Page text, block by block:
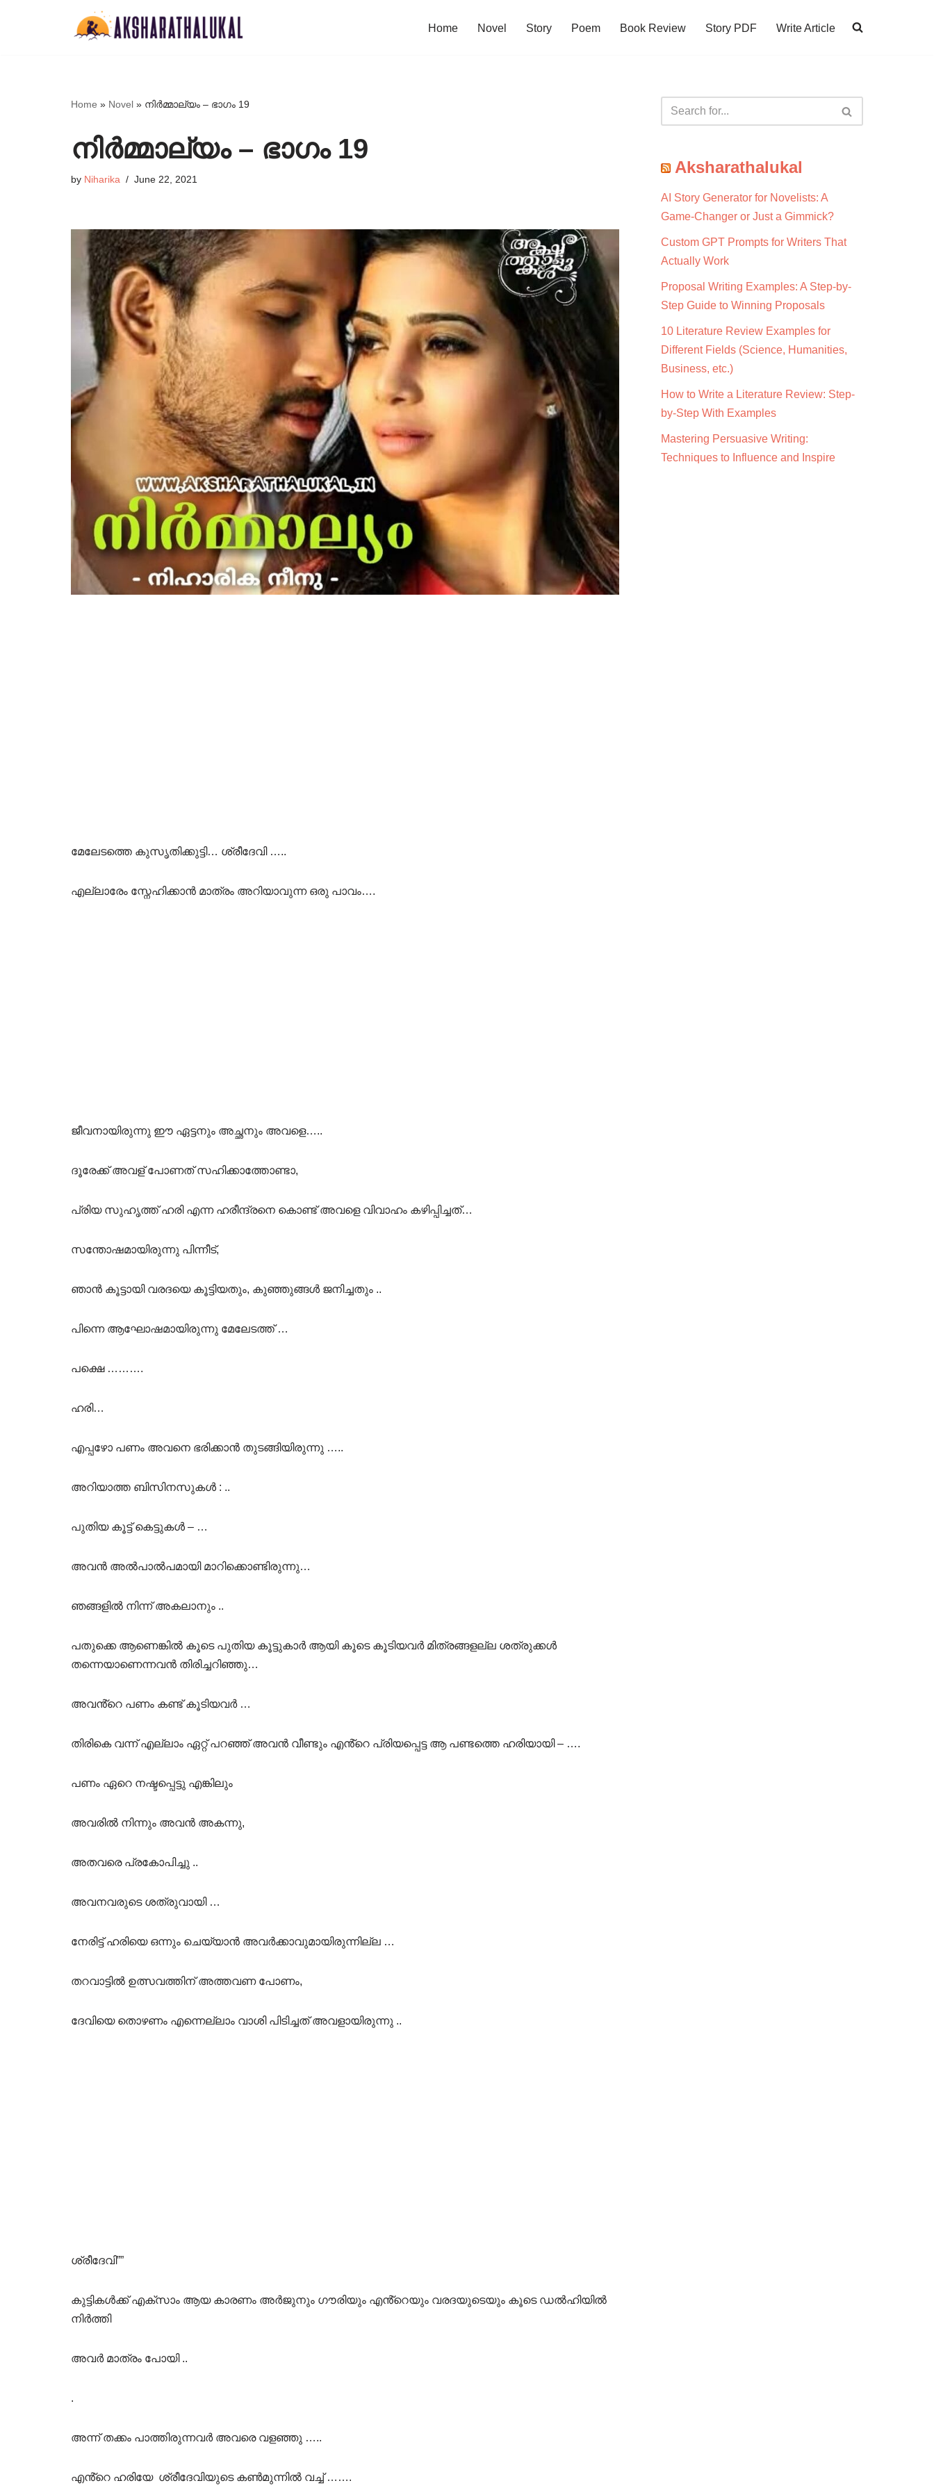
Home Novel Story Poem Book Review Story PDF Write Article
Home » Novel » നിർമ്മാല്യം – ഭാഗം 19
നിർമ്മാല്യം – ഭാഗം 19
by Niharika June 22, 2021
മേലേടത്തെ കുസൃതിക്കുട്ടി… ശ്രീദേവി …..
എല്ലാരേം സ്നേഹിക്കാൻ മാത്രം അറിയാവുന്ന ഒരു പാവം….
ജീവനായിരുന്നു ഈ ഏട്ടനും അച്ഛനും അവളെ…..
ദൂരേക്ക് അവള് പോണത് സഹിക്കാത്തോണ്ടാ,
പ്രിയ സുഹൃത്ത് ഹരി എന്ന ഹരീന്ദ്രനെ കൊണ്ട് അവളെ വിവാഹം കഴിപ്പിച്ചത്…
സന്തോഷമായിരുന്നു പിന്നീട്,
ഞാൻ കൂട്ടായി വരദയെ കൂട്ടിയതും, കുഞ്ഞുങ്ങൾ ജനിച്ചതും ..
പിന്നെ ആഘോഷമായിരുന്നു മേലേടത്ത് …
പക്ഷെ ……….
ഹരി…
എപ്പഴോ പണം അവനെ ഭരിക്കാൻ തുടങ്ങിയിരുന്നു …..
അറിയാത്ത ബിസിനസുകൾ ‌: ..
പുതിയ കൂട്ട് കെട്ടുകൾ – …
അവൻ അൽപാൽപമായി മാറിക്കൊണ്ടിരുന്നു…
ഞങ്ങളിൽ നിന്ന് അകലാനും ..
പതുക്കെ ആണെങ്കിൽ കൂടെ പുതിയ കൂട്ടുകാർ ആയി കൂടെ കൂടിയവർ മിത്രങ്ങളല്ല ശത്രുക്കൾ
തന്നെയാണെന്നവൻ തിരിച്ചറിഞ്ഞു…
അവൻ്റെ പണം കണ്ട് കൂടിയവർ …
തിരികെ വന്ന് എല്ലാം ഏറ്റ് പറഞ്ഞ് അവൻ വീണ്ടും എൻ്റെ പ്രിയപ്പെട്ട ആ പണ്ടത്തെ ഹരിയായി – ….
പണം ഏറെ നഷ്ടപ്പെട്ടു എങ്കിലും
അവരിൽ നിന്നും അവൻ അകന്നു,
അതവരെ പ്രകോപിച്ചു ..
അവനവരുടെ ശത്രുവായി …
നേരിട്ട് ഹരിയെ ഒന്നും ചെയ്യാൻ അവർക്കാവുമായിരുന്നില്ല …
തറവാട്ടിൽ ഉത്സവത്തിന് അത്തവണ പോണം,
ദേവിയെ തൊഴണം എന്നെല്ലാം വാശി പിടിച്ചത് അവളായിരുന്നു ..
ശ്രീദേവി””
കുട്ടികൾക്ക് എക്സാം ആയ കാരണം അർജുനും ഗൗരിയും എൻ്റെയും വരദയുടെയും കൂടെ ഡൽഹിയിൽ
നിർത്തി
അവർ മാത്രം പോയി ..
.
അന്ന് തക്കം പാത്തിരുന്നവർ അവരെ വളഞ്ഞു …..
എൻ്റെ ഹരിയേ ശ്രീദേവിയുടെ കൺമുന്നിൽ വച്ച് …….
Aksharathalukal
AI Story Generator for Novelists: A
Game-Changer or Just a Gimmick?
Custom GPT Prompts for Writers That
Actually Work
Proposal Writing Examples: A Step-by-
Step Guide to Winning Proposals
10 Literature Review Examples for
Different Fields (Science, Humanities,
Business, etc.)
How to Write a Literature Review: Step-
by-Step With Examples
Mastering Persuasive Writing:
Techniques to Influence and Inspire